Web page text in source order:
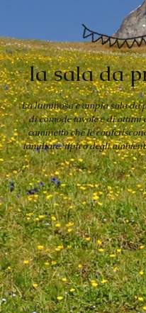
la sala da
La luminosa e ampia sala da
di comode tavole e di ottimi
caminetto che le
familiare, tipico degli